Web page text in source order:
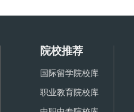
院校推荐
国际留学院校库
职业教育院校库